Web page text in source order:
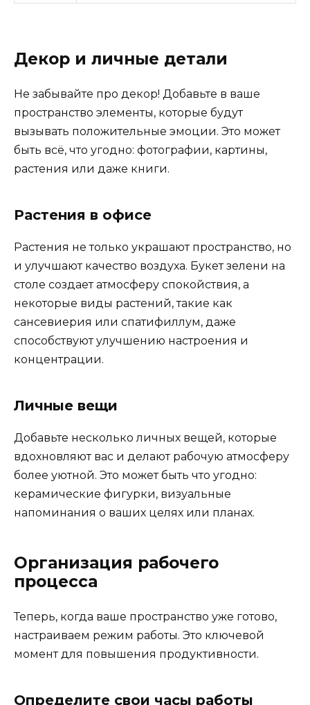
Декор и личные детали
Не забывайте про декор! Добавьте в ваше
пространство элементы, которые будут
вызывать положительные эмоции. Это может
быть всё, что угодно: фотографии, картины,
растения или даже книги.
Растения в офисе
Растения не только украшают пространство, но
и улучшают качество воздуха. Букет зелени на
столе создает атмосферу спокойствия, а
некоторые виды растений, такие как
сансевиерия или спатифиллум, даже
способствуют улучшению настроения и
концентрации.
Личные вещи
Добавьте несколько личных вещей, которые
вдохновляют вас и делают рабочую атмосферу
более уютной. Это может быть что угодно:
керамические фигурки, визуальные
напоминания о ваших целях или планах.
Организация рабочего
процесса
Теперь, когда ваше пространство уже готово,
настраиваем режим работы. Это ключевой
момент для повышения продуктивности.
Определите свои часы работы